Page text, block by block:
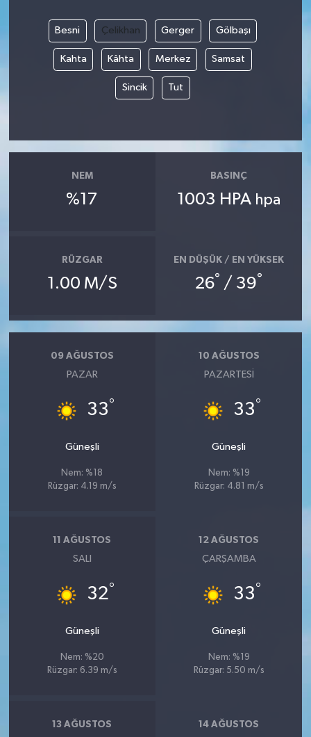
Besni Çelikhan Gerger Gölbaşı
Kahta Kâhta Merkez Samsat
Sincik Tut
NEM
%17
BASINÇ
1003 HPA hpa
RÜZGAR
1.00 M/S
EN DÜŞÜK / EN YÜKSEK
26° / 39°
09 AĞUSTOS
PAZAR
33°
Güneşli
Nem: %18
Rüzgar: 4.19 m/s
10 AĞUSTOS
PAZARTESI
33°
Güneşli
Nem: %19
Rüzgar: 4.81 m/s
11 AĞUSTOS
SALI
32°
Güneşli
Nem: %20
Rüzgar: 6.39 m/s
12 AĞUSTOS
ÇARŞAMBA
33°
Güneşli
Nem: %19
Rüzgar: 5.50 m/s
13 AĞUSTOS 14 AĞUSTOS